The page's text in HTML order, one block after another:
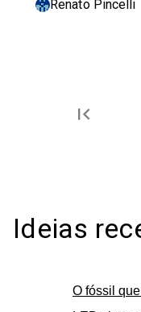
Renato Pincelli
first_page
Ideias
O fóssil